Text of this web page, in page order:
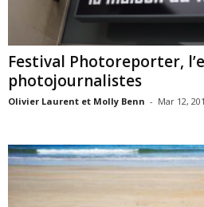
Festival Photoreporter,
photojournalistes
Olivier Laurent et Molly Benn - Mar 12,